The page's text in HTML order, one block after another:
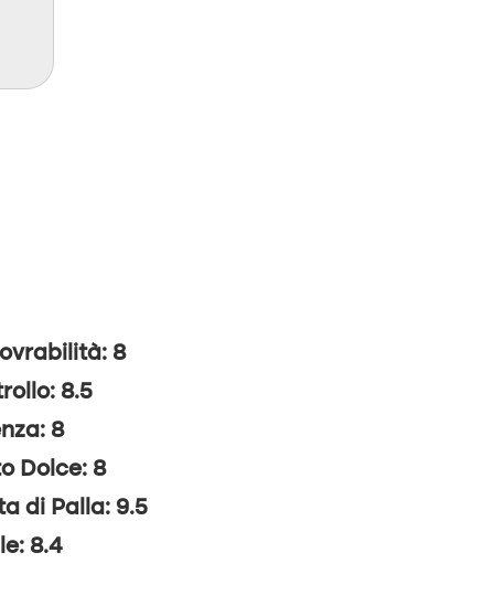
8
8.5
8
Dolce: 8
di Palla: 9.5
8.4